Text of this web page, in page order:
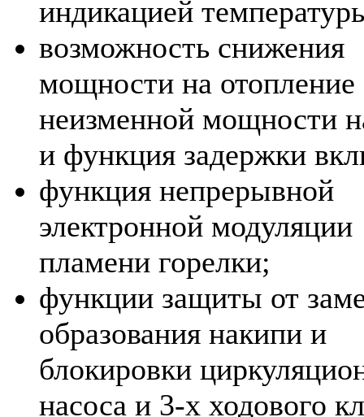
индикацией
возможность снижения
мощности на
неизменной мощности
и функция задержки
функция непрерывной
электронной модуляции
пламени горелки;
функции защиты от
образования накипи и
блокировки
насоса и 3-х ходового